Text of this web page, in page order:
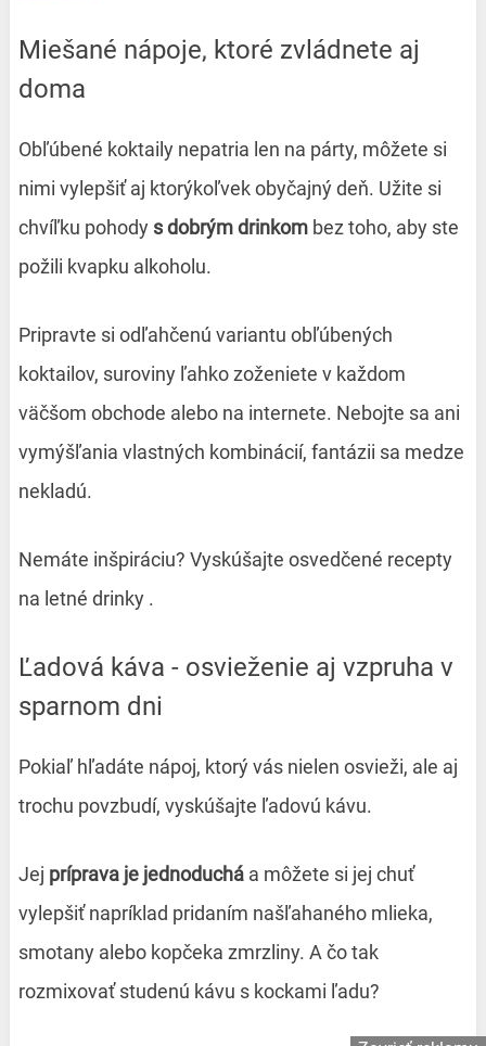
Miešané nápoje, ktoré zvládnete aj
doma
Obľúbené koktaily nepatria len na párty, môžete si
nimi vylepšiť aj ktorýkoľvek obyčajný deň. Užite si
chvíľku pohody s dobrým drinkombez toho, aby ste
požili kvapku alkoholu.
Pripravte si odľahčenú variantu obľúbených
koktailov, suroviny ľahko zoženiete v každom
väčšom obchode alebo na internete. Nebojte sa ani
vymýšľania vlastných kombinácií, fantázii sa medze
nekladú.
Nemáte inšpiráciu? Vyskúšajte osvedčené recepty
na letné drinky .
Ľadová káva - osvieženie aj vzpruha v
sparnom dni
Pokiaľ hľadáte nápoj, ktorý vás nielen osvieži, ale aj
trochu povzbudí, vyskúšajte ľadovú kávu.
Jej príprava je jednoducháa môžete si jej chuť
vylepšiť napríklad pridaním našľahaného mlieka,
smotany alebo kopčeka zmrzliny. A čo tak
rozmixovať studenú kávu s kockami ľadu?